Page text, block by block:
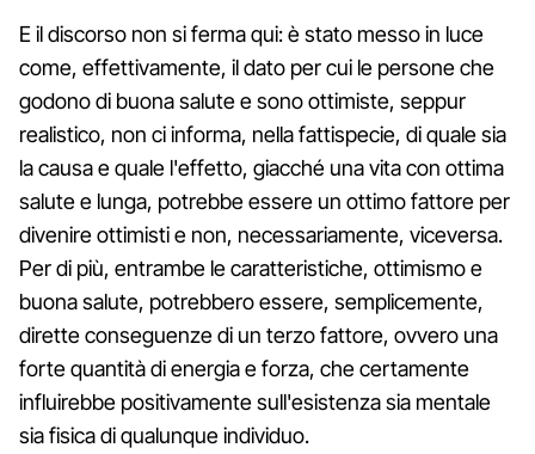
E il discorso non si ferma qui: è stato messo in luce
come, effettivamente, il dato per cui le persone che
godono di buona salute e sono ottimiste, seppur
realistico, non ci informa, nella fattispecie, di quale sia
la causa e quale l'effetto, giacché una vita con ottima
salute e lunga, potrebbe essere un ottimo fattore per
divenire ottimisti e non, necessariamente, viceversa.
Per di più, entrambe le caratteristiche, ottimismo e
buona salute, potrebbero essere, semplicemente,
dirette conseguenze di un terzo fattore, ovvero una
forte quantità di energia e forza, che certamente
influirebbe positivamente sull'esistenza sia mentale
sia fisica di qualunque individuo.